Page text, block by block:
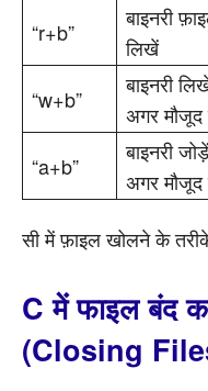
“r+b”
बाइनरी
लिखें
“w+b”
बाइनरी
अगर मौजूद
“a+b”
बाइनरी
अगर मौजूद
सी में फ़ाइल खोलने के
C में फाइल बंद
(Closing